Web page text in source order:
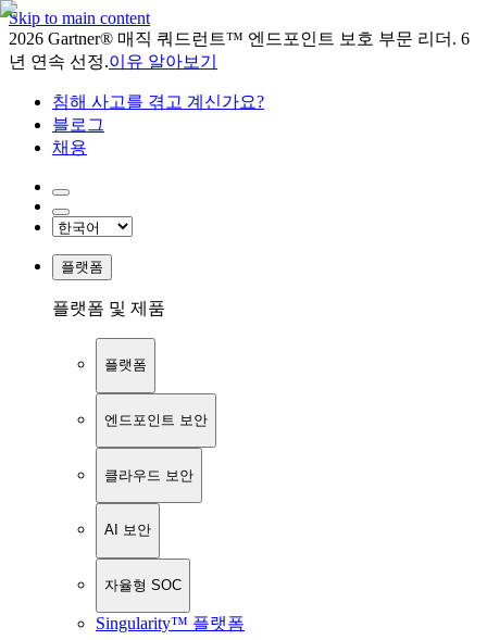
Skip to main content
2026 Gartner® 매직 쿼드런트™ 엔드포인트 보호 부문 리더. 6
년 연속 선정.이유 알아보기
침해 사고를 겪고 계신가요?
블로그
채용
플랫폼
플랫폼 및 제품
플랫폼
엔드포인트 보안
클라우드 보안
AI 보안
자율형 SOC
Singularity™ 플랫폼